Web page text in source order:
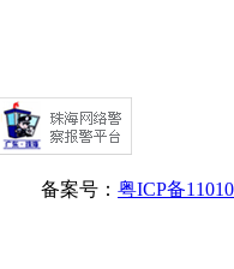
备案号： 粤ICP备